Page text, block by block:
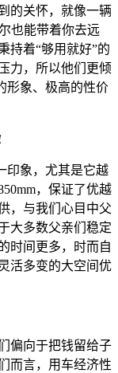
的关怀，就像一辆
也能带着你去远
持着“够用就好”的
力，所以他们更倾
形象、极高的性价
象，尤其是它越
，保证了优越
，与我们心目中父
大多数父亲们稳定
时间更多，时而自
活多变的大空间优
向于把钱留给子
而言，用车经济性